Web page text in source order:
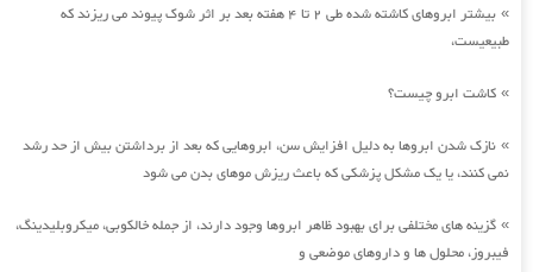
»
بیشتر ابروهای کاشته شده طی 2 تا 4 هفته بعد بر اثر شوک پیوند می ریزند که
طبیعیست،
» کاشت ابرو چیست؟
» نازک شدن ابروها به دلیل افزایش سن، ابروهایی که بعد از برداشتن بیش از حد رشد
نمی کنند، یا یک مشکل پزشکی که باعث ریزش موهای بدن می شود
» گزینه های مختلفی برای بهبود ظاهر ابروها وجود دارند، از جمله خالکوبی، میکروبلیدینگ،
فیبروز، محلول ها و داروهای موضعی و